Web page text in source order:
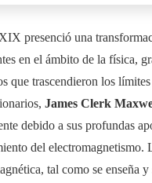
presenció una
en el ámbito de la física,
que trascendieron los
James Clerk
debido a sus profundas
del electromagnetismo.
tal como se enseña